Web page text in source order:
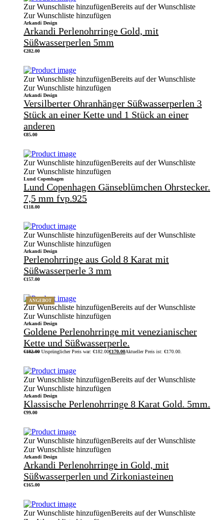
Zur Wunschliste hinzufügenBereits auf der Wunschliste
Zur Wunschliste hinzufügen
Arkandi Design
Arkandi Perlenohrringe Gold, mit
Süßwasserperlen 5mm
€282.00
Zur Wunschliste hinzufügenBereits auf der Wunschliste
Zur Wunschliste hinzufügen
Arkandi Design
Versilberter Ohranhänger Süßwasserperlen 3
Stück an einer Kette und 1 Stück an einer
anderen
€85.00
Zur Wunschliste hinzufügenBereits auf der Wunschliste
Zur Wunschliste hinzufügen
Lund Copenhagen
Lund Copenhagen Gänseblümchen Ohrstecker.
7,5 mm fvp.925
€118.00
Zur Wunschliste hinzufügenBereits auf der Wunschliste
Zur Wunschliste hinzufügen
Arkandi Design
Perlenohrringe aus Gold 8 Karat mit
Süßwasserperle 3 mm
€157.00
ANGEBOT
Zur Wunschliste hinzufügenBereits auf der Wunschliste
Zur Wunschliste hinzufügen
Arkandi Design
Goldene Perlenohrringe mit venezianischer
Kette und Süßwasserperle.
€182.00 Ursprünglicher Preis war: €182.00€170.00Aktueller Preis ist: €170.00.
Zur Wunschliste hinzufügenBereits auf der Wunschliste
Zur Wunschliste hinzufügen
Arkandi Design
Klassische Perlenohrringe 8 Karat Gold. 5mm.
€99.00
Zur Wunschliste hinzufügenBereits auf der Wunschliste
Zur Wunschliste hinzufügen
Arkandi Design
Arkandi Perlenohrringe in Gold, mit
Süßwasserperlen und Zirkoniasteinen
€165.00
Zur Wunschliste hinzufügenBereits auf der Wunschliste